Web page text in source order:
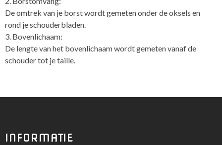
De omtrek van je borst wordt gemeten onder de oksels en
rond je schouderbladen.
3. Bovenlichaam:
De lengte van het bovenlichaam wordt gemeten vanaf de
schouder tot je taille.
INFORMATIE